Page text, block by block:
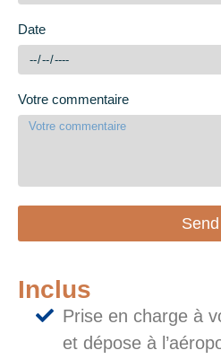
Date
Votre commentaire
Send
Inclus
Prise en charge à
et dépose à